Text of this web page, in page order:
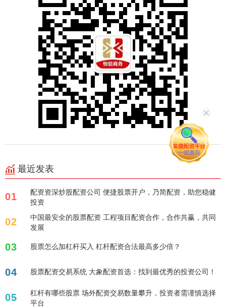
最近发表
01
配资资深炒股配资公司 便捷股票开户，乃简配资，助您稳健
投资
02
中国最安全的股票配资 工程项目配资合作，合作共赢，共同
发展
03 股票怎么加杠杆买入 杠杆配资合法最高多少倍？
04 股票配资交易系统 大象配资首选：找到最优秀的投资公司！
05
杠杆有哪些股票 场外配资交易数量攀升，投资者需谨慎选择
平台